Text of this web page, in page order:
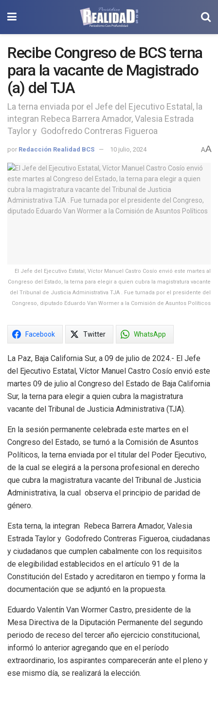
Recibe Congreso de BCS terna
para la vacante de Magistrado
(a) del TJA
La terna enviada por el Jefe del Ejecutivo Estatal, la
integran Rebeca Barrera Amador, Valesia Estrada
Taylor y Godofredo Contreras Figueroa
por Redacción Realidad BCS 10 julio, 2024 AA
El Jefe del Ejecutivo Estatal, Víctor Manuel Castro Cosío envió este martes al
Congreso del Estado, la terna para elegir a quien cubra la magistratura vacante
del Tribunal de Justicia Administrativa TJA . Fue turnada por el presidente del
Congreso, diputado Eduardo Van Wormer a la Comisión de Asuntos Políticos
Facebook Twitter WhatsApp
La Paz, Baja California Sur, a 09 de julio de 2024.- El Jefe
del Ejecutivo Estatal, Víctor Manuel Castro Cosío envió este
martes 09 de julio al Congreso del Estado de Baja California
Sur, la terna para elegir a quien cubra la magistratura
vacante del Tribunal de Justicia Administrativa (TJA).
En la sesión permanente celebrada este martes en el
Congreso del Estado, se turnó a la Comisión de Asuntos
Políticos, la terna enviada por el titular del Poder Ejecutivo,
de la cual se elegirá a la persona profesional en derecho
que cubra la magistratura vacante del Tribunal de Justicia
Administrativa, la cual observa el principio de paridad de
género.
Esta terna, la integran Rebeca Barrera Amador, Valesia
Estrada Taylor y Godofredo Contreras Figueroa, ciudadanas
y ciudadanos que cumplen cabalmente con los requisitos
de elegibilidad establecidos en el artículo 91 de la
Constitución del Estado y acreditaron en tiempo y forma la
documentación que se adjuntó en la propuesta.
Eduardo Valentín Van Wormer Castro, presidente de la
Mesa Directiva de la Diputación Permanente del segundo
periodo de receso del tercer año ejercicio constitucional,
informó lo anterior agregando que en el período
extraordinario, los aspirantes comparecerán ante el pleno y
ese mismo día, se realizará la elección.